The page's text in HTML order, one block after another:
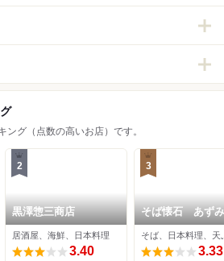
ング（点数の高いお店）です。
2
黒澤惣三商店
居酒屋、海鮮、日本料理
3.40
3
そば懐石 あず
そば、日本料理、天
3.33